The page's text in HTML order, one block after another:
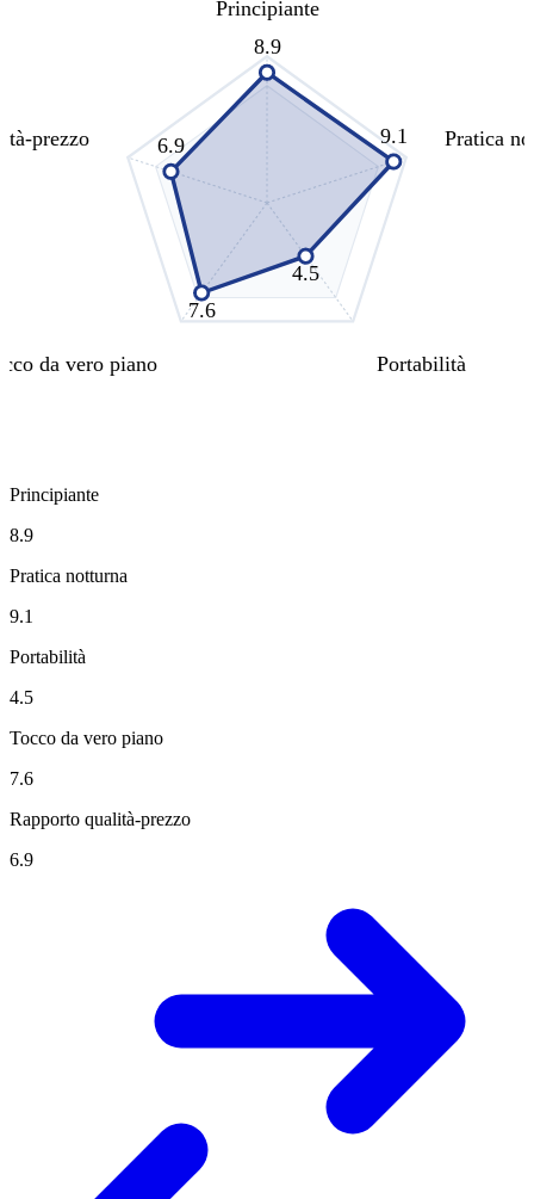
8.9
9.1
4.5
7.6
6.9
Principiante
Pratica
Portabilità
da vero piano
prezzo
Principiante
8.9
Pratica notturna
9.1
Portabilità
4.5
Tocco da vero piano
7.6
Rapporto qualità-prezzo
6.9